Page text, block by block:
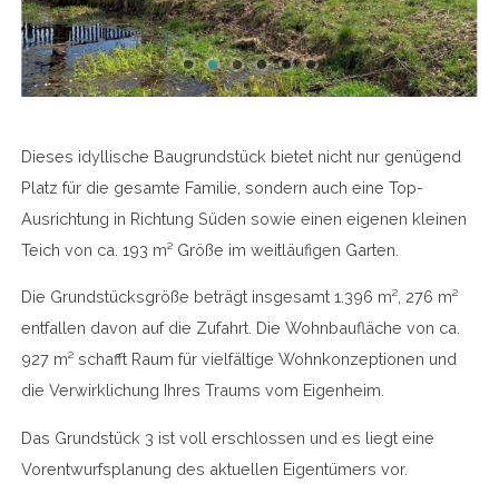
Dieses idyllische Baugrundstück bietet nicht nur genügend
Platz für die gesamte Familie, sondern auch eine Top-
Ausrichtung in Richtung Süden sowie einen eigenen kleinen
Teich von ca. 193 m² Größe im weitläufigen Garten.
Die Grundstücksgröße beträgt insgesamt 1.396 m², 276 m²
entfallen davon auf die Zufahrt. Die Wohnbaufläche von ca.
927 m² schafft Raum für vielfältige Wohnkonzeptionen und
die Verwirklichung Ihres Traums vom Eigenheim.
Das Grundstück 3 ist voll erschlossen und es liegt eine
Vorentwurfsplanung des aktuellen Eigentümers vor.